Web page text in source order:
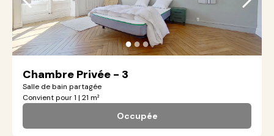
●●●
Chambre Privée - 3
Salle de bain partagée
Convient pour 1 | 21 m²
Occupée